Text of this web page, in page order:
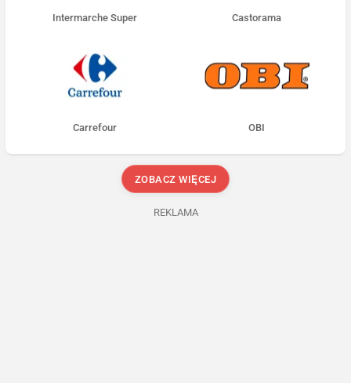
Intermarche Super Castorama
Carrefour OBI
ZOBACZ WIĘCEJ
REKLAMA